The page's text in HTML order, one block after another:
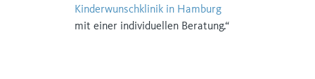
Kinderwunschklinik in Hamburg
mit einer individuellen Beratung.“